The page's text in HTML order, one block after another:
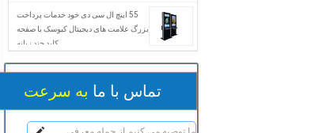
55 اینچ ال سی دی خود خدمات پرداخت
بزرگ علامت های دیجیتال کیوسک با صفحه
کلید چند زبانه
تماس با ما به سرعت